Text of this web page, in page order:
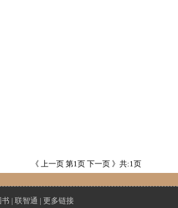
《 上一页 第1页下一页 》 共:1页
| 联智通 | 更多链接